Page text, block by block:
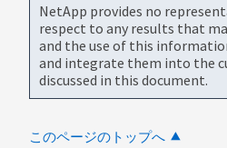
NetApp provides no
respect to any results that
and the use of this
and integrate them into the
discussed in this document.
このページのトップへ